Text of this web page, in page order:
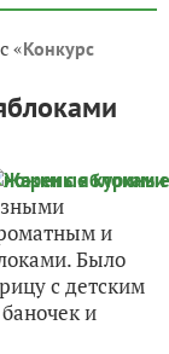
«Конкурс
и
Было
с детским
и